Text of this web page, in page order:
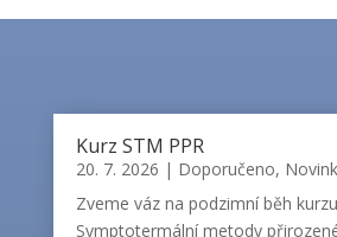
Kurz STM PPR
20. 7. 2026 | Doporučeno,
Zveme váz na podzimní běh kurzu
Symptotermální metody